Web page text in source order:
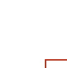
Bild ©